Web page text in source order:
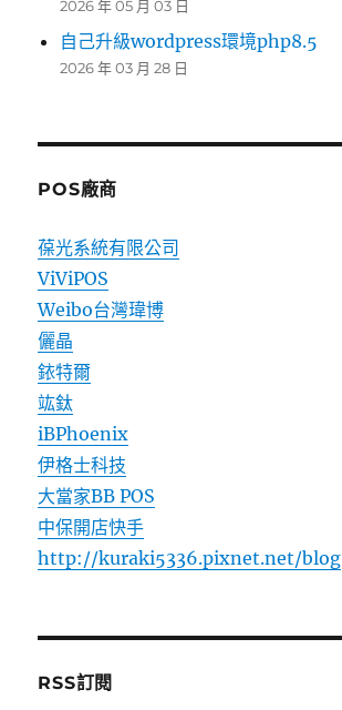
2026 年 05 月 03 日
自己升級wordpress環境php8.5
2026 年 03 月 28 日
POS廠商
葆光系統有限公司
ViViPOS
Weibo台灣瑋博
儷晶
銥特爾
竑鈦
iBPhoenix
伊格士科技
大當家BB POS
中保開店快手
http://kuraki5336.pixnet.net/blog
RSS訂閱